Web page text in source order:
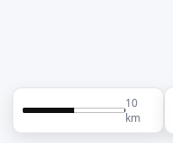
10
km